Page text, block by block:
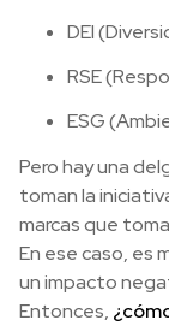
DEI
RSE
ESG
Pero hay una
toman la
marcas que
En ese caso, es
un impacto
Entonces,